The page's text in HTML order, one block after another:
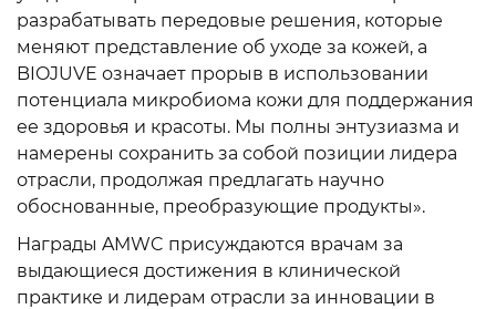
разрабатывать передовые решения, которые
меняют представление об уходе за кожей, а
BIOJUVE означает прорыв в использовании
потенциала микробиома кожи для поддержания
ее здоровья и красоты. Мы полны энтузиазма и
намерены сохранить за собой позиции лидера
отрасли, продолжая предлагать научно
обоснованные, преобразующие продукты».
Награды AMWC присуждаются врачам за
выдающиеся достижения в клинической
практике и лидерам отрасли за инновации в